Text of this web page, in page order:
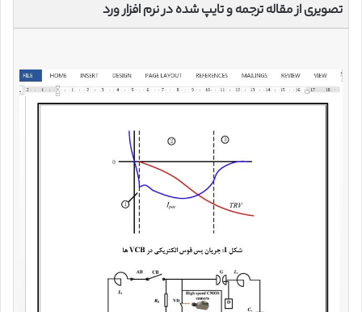
تصویری از مقاله ترجمه و تایپ شده در نرم افزار ورد